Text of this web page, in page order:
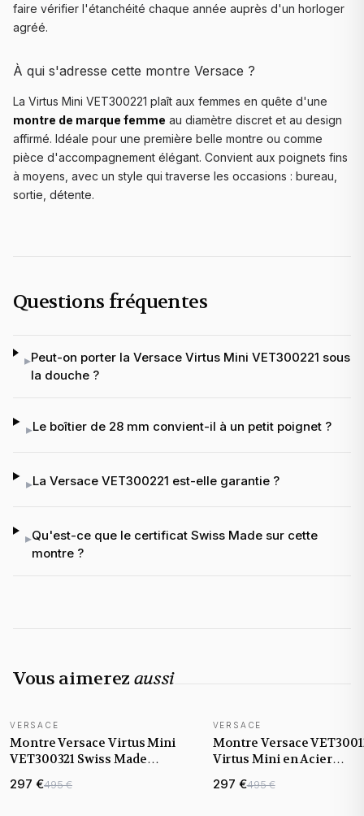
faire vérifier l'étanchéité chaque année auprès d'un horloger
agréé.
À qui s'adresse cette montre Versace ?
La Virtus Mini VET300221 plaît aux femmes en quête d'une
montre de marque femme au diamètre discret et au design
affirmé. Idéale pour une première belle montre ou comme
pièce d'accompagnement élégant. Convient aux poignets fins
à moyens, avec un style qui traverse les occasions : bureau,
sortie, détente.
Questions fréquentes
▸Peut-on porter la Versace Virtus Mini VET300221 sous
la douche ?
▸Le boîtier de 28 mm convient-il à un petit poignet ?
▸La Versace VET300221 est-elle garantie ?
▸Qu'est-ce que le certificat Swiss Made sur cette
montre ?
Vous aimerez aussi
VERSACE
Montre Versace Virtus Mini
VET300321 Swiss Made
bracelet acier inoxydable
297 €495 €
VERSACE
Montre Versace
Virtus Mini en Acier
Inoxydable Poli
297 €495 €